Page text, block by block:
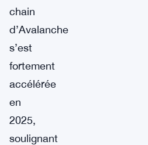
chain
d’Avalanche
s’est
fortement
accélérée
en
2025,
soulignant